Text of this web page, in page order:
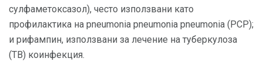
сулфаметоксазол), често използвани като
профилактика на pneumonia pneumonia pneumonia (PCP);
и рифампин, използвани за лечение на туберкулоза
(ТВ) коинфекция.